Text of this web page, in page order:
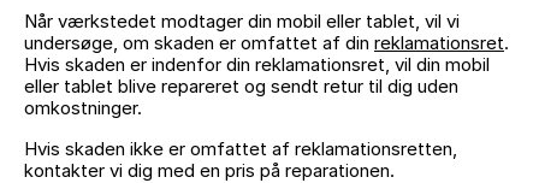
Når værkstedet modtager din mobil eller tablet, vil vi
undersøge, om skaden er omfattet af din reklamationsret.
Hvis skaden er indenfor din reklamationsret, vil din mobil
eller tablet blive repareret og sendt retur til dig uden
omkostninger.
Hvis skaden ikke er omfattet af reklamationsretten,
kontakter vi dig med en pris på reparationen.